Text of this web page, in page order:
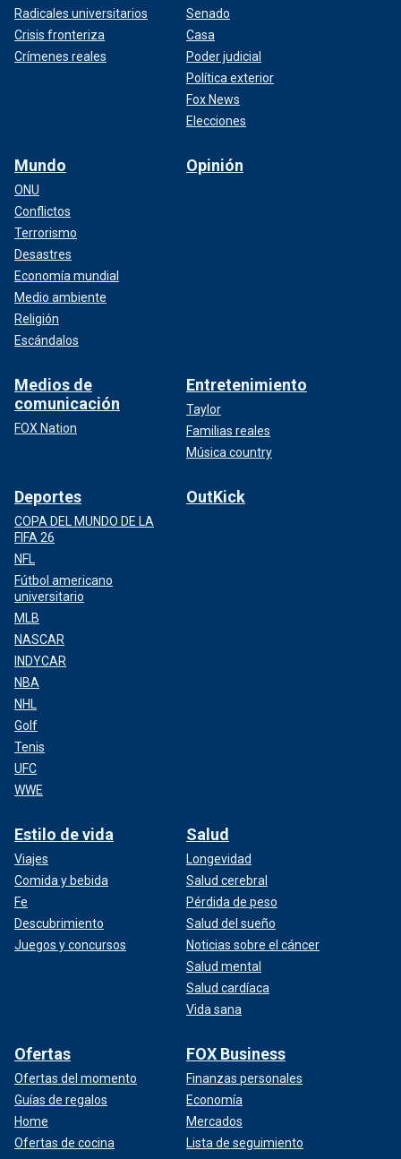
Radicales universitarios
Crisis fronteriza
Crímenes reales
Senado
Casa
Poder judicial
Política exterior
Fox News
Elecciones
Mundo
ONU
Conflictos
Terrorismo
Desastres
Economía mundial
Medio ambiente
Religión
Escándalos
Opinión
Medios de
comunicación
FOX Nation
Entretenimiento
Taylor
Familias reales
Música country
Deportes
COPA DEL MUNDO DE LA
FIFA 26
NFL
Fútbol americano
universitario
MLB
NASCAR
INDYCAR
NBA
NHL
Golf
Tenis
UFC
WWE
OutKick
Estilo de vida
Viajes
Comida y bebida
Fe
Descubrimiento
Juegos y concursos
Salud
Longevidad
Salud cerebral
Pérdida de peso
Salud del sueño
Noticias sobre el cáncer
Salud mental
Salud cardíaca
Vida sana
Ofertas
Ofertas del momento
Guías de regalos
Home
Ofertas de cocina
FOX Business
Finanzas personales
Economía
Mercados
Lista de seguimiento